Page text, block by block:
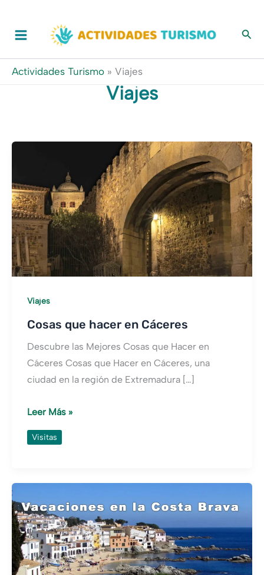
contenido
Actividades Turismo » Viajes
Viajes
Viajes
Cosas que hacer en Cáceres
Descubre las Mejores Cosas que Hacer en
Cáceres Cosas que Hacer en Cáceres, una
ciudad en la región de Extremadura […]
Cosas
que
hacer
Leer Más »
Visitas